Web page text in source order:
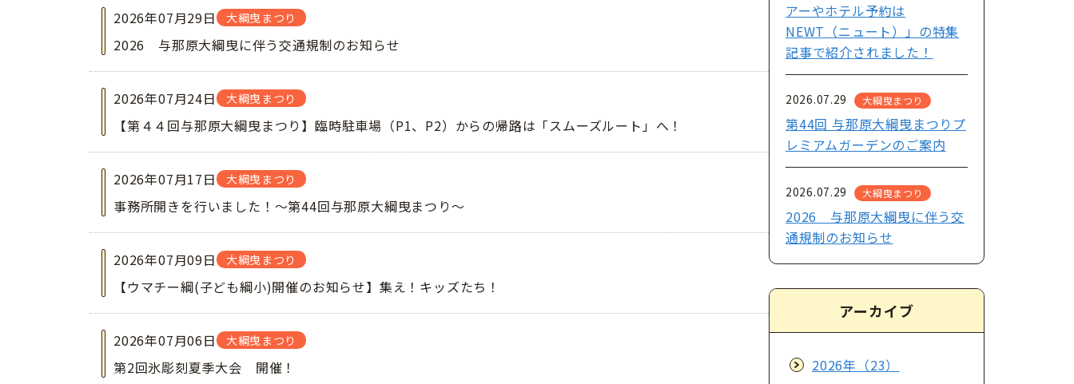
2026年07月29日 大綱曳まつり
2026 与那原大綱曳に伴う交通規制のお知らせ
2026年07月24日 大綱曳まつり
【第４４回与那原大綱曳まつり】臨時駐車場（P1、P2）からの帰路は「スムーズルート」へ！
2026年07月17日 大綱曳まつり
事務所開きを行いました！～第44回与那原大綱曳まつり～
2026年07月09日 大綱曳まつり
【ウマチー綱(子ども綱小)開催のお知らせ】集え！キッズたち！
2026年07月06日 大綱曳まつり
第2回氷彫刻夏季大会 開催！
アーやホテル予約は
NEWT（ニュート）」の特集
記事で紹介されました！
2026.07.29 大綱曳まつり
第44回 与那原大綱曳まつりプ
レミアムガーデンのご案内
2026.07.29 大綱曳まつり
2026 与那原大綱曳に伴う交
通規制のお知らせ
アーカイブ
2026年（23）